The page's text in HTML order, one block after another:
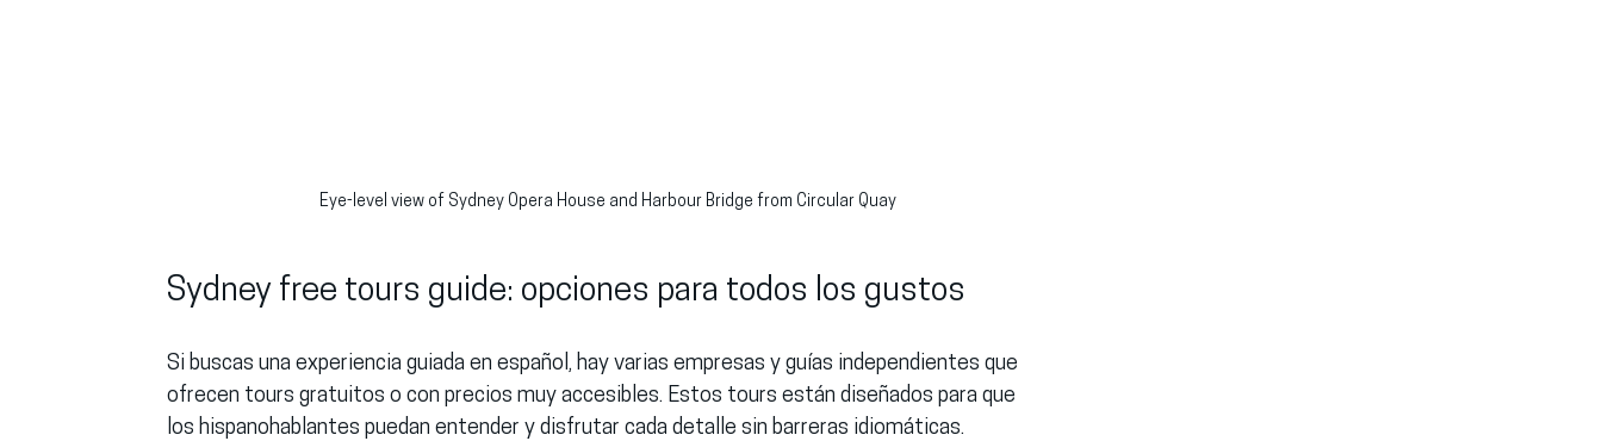
Eye-level view of Sydney Opera House and Harbour Bridge from Circular Quay
Sydney free tours guide: opciones para todos los gustos
Si buscas una experiencia guiada en español, hay varias empresas y guías independientes que
ofrecen tours gratuitos o con precios muy accesibles. Estos tours están diseñados para que
los hispanohablantes puedan entender y disfrutar cada detalle sin barreras idiomáticas.